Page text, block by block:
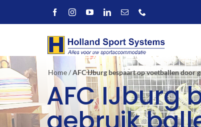
Home/AFC IJburg bespaart op voetballen door
AFC IJburg